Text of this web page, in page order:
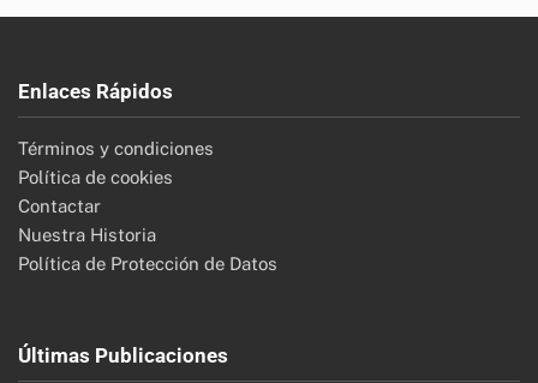
Enlaces Rápidos
Términos y condiciones
Política de cookies
Contactar
Nuestra Historia
Política de Protección de Datos
Últimas Publicaciones